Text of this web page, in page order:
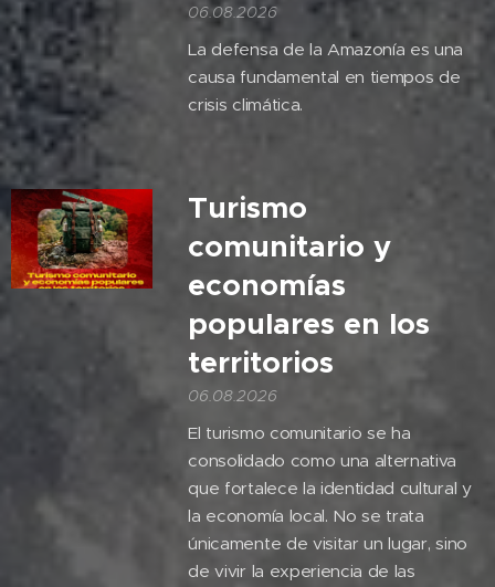
06.08.2026
La defensa de la Amazonía es una
causa fundamental en tiempos de
crisis climática.
Turismo
comunitario y
economías
populares en los
territorios
06.08.2026
El turismo comunitario se ha
consolidado como una alternativa
que fortalece la identidad cultural y
la economía local. No se trata
únicamente de visitar un lugar, sino
de vivir la experiencia de las